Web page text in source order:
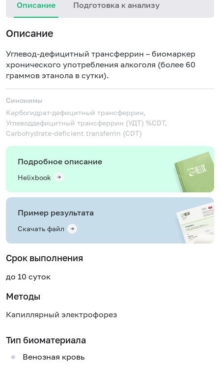
Описание Подготовка к анализу
Описание
Углевод-дефицитный трансферрин – биомаркер
хронического употребления алкоголя (более 60
граммов этанола в сутки).
Синонимы
Карбогидрат-дефицитный трансферрин,
Углеводдефицитный трансферрин (УДТ) %CDT,
Carbohydrate-deficient transferrin (CDT)
Подробное описание
Helixbook
Пример результата
Скачать файл
Срок выполнения
до 10 суток
Методы
Капиллярный электрофорез
Тип биоматериала
Венозная кровь